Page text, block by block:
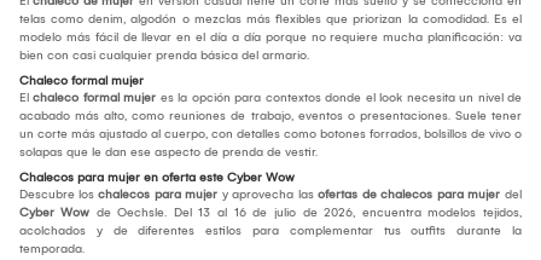
telas como denim, algodón o mezclas más flexibles que priorizan la comodidad. Es el
modelo más fácil de llevar en el día a día porque no requiere mucha planificación: va
bien con casi cualquier prenda básica del armario.
Chaleco formal mujer
El chaleco formal mujer es la opción para contextos donde el look necesita un nivel de
acabado más alto, como reuniones de trabajo, eventos o presentaciones. Suele tener
un corte más ajustado al cuerpo, con detalles como botones forrados, bolsillos de vivo o
solapas que le dan ese aspecto de prenda de vestir.
Chalecos para mujer en oferta este Cyber Wow
Descubre los chalecos para mujer y aprovecha las ofertas de chalecos para mujer del
Cyber Wow de Oechsle. Del 13 al 16 de julio de 2026, encuentra modelos tejidos,
acolchados y de diferentes estilos para complementar tus outfits durante la
temporada.